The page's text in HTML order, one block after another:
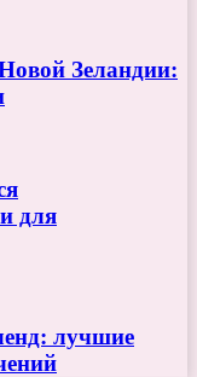
Зеландии:
для
лучшие